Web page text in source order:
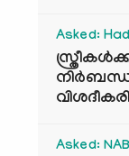
Asked:
Asked: